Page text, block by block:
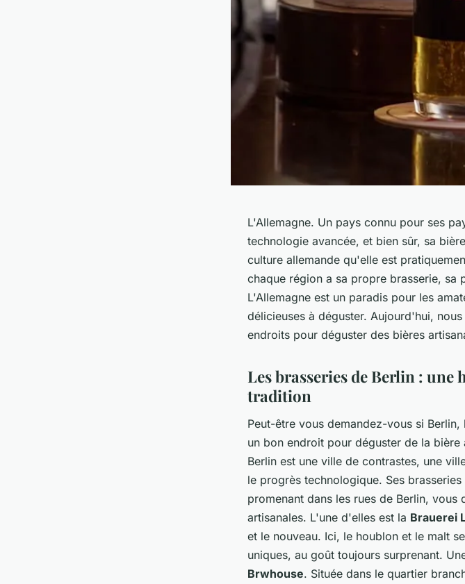
L'Allemagne. Un pays connu pour ses
technologie avancée, et bien sûr, sa
culture allemande qu'elle est
chaque région a sa propre brasserie, sa
L'Allemagne est un paradis pour les
délicieuses à déguster. Aujourd'hui,
endroits pour déguster des bières
Les brasseries de Berlin : une
tradition
Peut-être vous demandez-vous si
un bon endroit pour déguster de la
Berlin est une ville de contrastes, une
le progrès technologique. Ses
promenant dans les rues de Berlin,
artisanales. L'une d'elles est la Brauerei
et le nouveau. Ici, le houblon et le malt
uniques, au goût toujours surprenant.
Brwhouse. Située dans le quartier